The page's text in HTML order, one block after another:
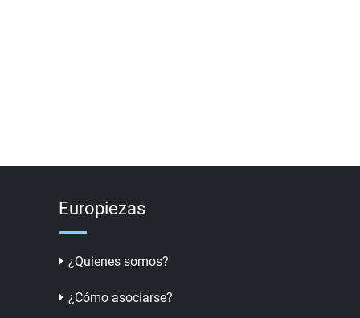
Europiezas
¿Quienes somos?
¿Cómo asociarse?